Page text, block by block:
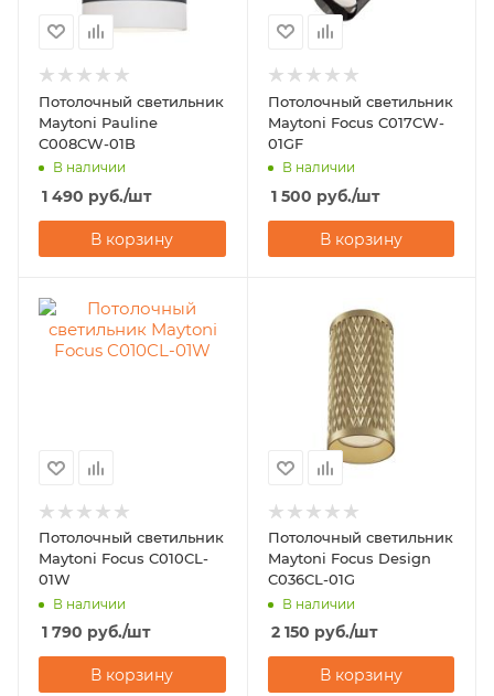
Потолочный светильник
Maytoni Pauline
C008CW-01B
В наличии
1 490 руб./шт
В корзину
Потолочный светильник
Maytoni Focus C017CW-
01GF
В наличии
1 500 руб./шт
В корзину
Потолочный светильник
Maytoni Focus C010CL-
01W
В наличии
1 790 руб./шт
В корзину
Потолочный светильник
Maytoni Focus Design
C036CL-01G
В наличии
2 150 руб./шт
В корзину